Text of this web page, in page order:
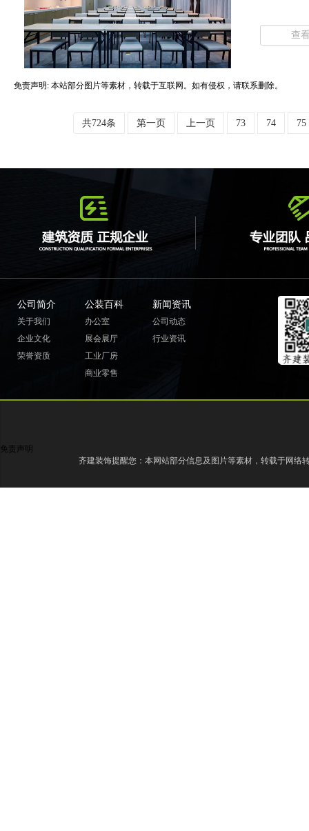
查
免责声明: 本站部分图片等素材，转载于互联网。如有侵权，请联系删除。
共724条 第一页 上一页 73 74 75
公司简介
关于我们
企业文化
荣誉资质
公装百科
办公室
展会展厅
工业厂房
商业零售
新闻资讯
公司动态
行业资讯
免责声明
齐建装饰提醒您：本网站部分信息及图片等素材，转载于网络